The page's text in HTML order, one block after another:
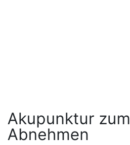
Akupunktur zum
Abnehmen